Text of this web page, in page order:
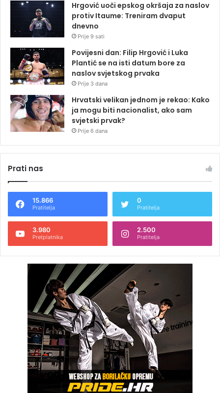
Hrgović uoči epskog okršaja za naslov
protiv Itaume: Treniram dvaput
dnevno
Prije 9 sati
Povijesni dan: Filip Hrgović i Luka
Plantić se na isti datum bore za
naslov svjetskog prvaka
Prije 3 dana
Hrvatski velikan jednom je rekao: Kako
ja mogu biti nacionalist, ako sam
svjetski prvak?
Prije 6 dana
Prati nas
15.866
Pratitelja
0
Pratitelja
3.980
Pretplatnika
2.500
Pratitelja